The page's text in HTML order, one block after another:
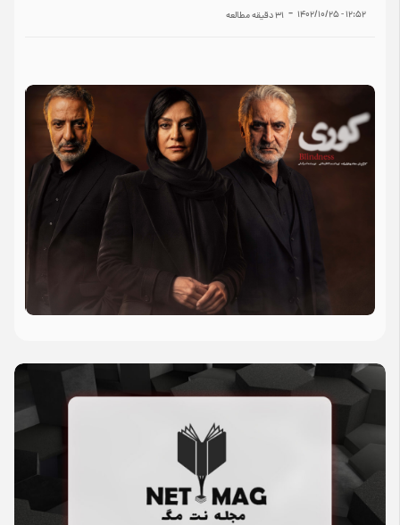
۱۲:۵۲ - ۱۴۰۲/۱۰/۲۵ -
31دقیقه مطالعه